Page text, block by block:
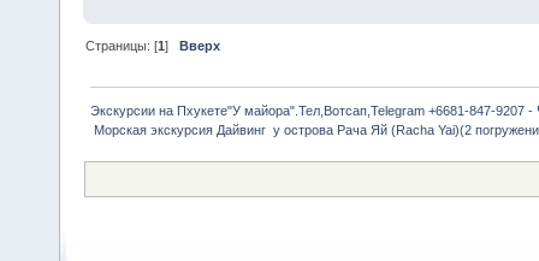
Страницы: [1]Вверх
Экскурсии на Пхукете"У майора".Тел,Вотсап,Telegram +6681-847-9207 -
Морская экскурсия Дайвинг  у острова Рача Яй (Racha Yai)(2